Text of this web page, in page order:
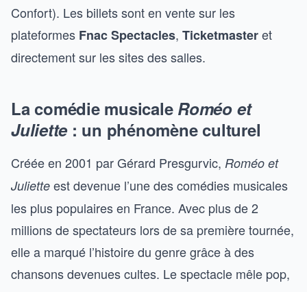
Confort). Les billets sont en vente sur les
plateformes Fnac Spectacles, Ticketmasteret
directement sur les sites des salles.
La comédie musicale Roméo et
Juliette: un phénomène culturel
Créée en 2001 par Gérard Presgurvic, Roméo et
Juliette est devenue l’une des comédies musicales
les plus populaires en France. Avec plus de 2
millions de spectateurs lors de sa première tournée,
elle a marqué l’histoire du genre grâce à des
chansons devenues cultes. Le spectacle mêle pop,